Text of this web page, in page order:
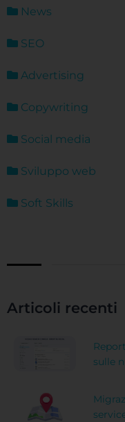
News
SEO
Advertising
Copywriting
Social media
Sviluppo web
Soft Skills
Articoli recenti
sulle